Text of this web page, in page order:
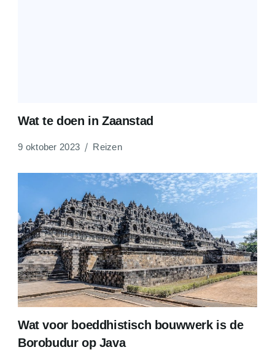
Wat te doen in Zaanstad
9 oktober 2023 Reizen
Wat voor boeddhistisch bouwwerk is de
Borobudur op Java